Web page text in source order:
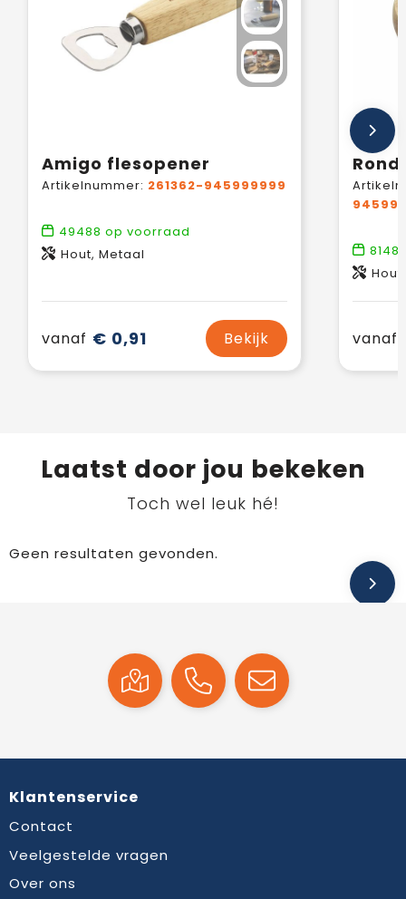
Amigo flesopener
Artikelnummer: 261362-945999999
49488 op voorraad
Hout, Metaal
vanaf € 0,91 Bekijk
8148
Hout
vanaf
Laatst door jou bekeken
Toch wel leuk hé!
Geen resultaten gevonden.
Klantenservice
Contact
Veelgestelde vragen
Over ons